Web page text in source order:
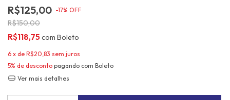
R$125,00 -17% OFF
R$150,00
R$118,75 com Boleto
6 x de R$20,83 sem juros
5% de desconto pagando com Boleto
Ver mais detalhes